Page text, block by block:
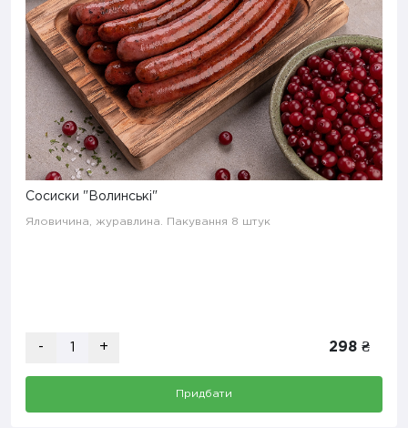
Сосиски "Волинські"
Яловичина, журавлина. Пакування 8 штук
- + 298 ₴
Придбати